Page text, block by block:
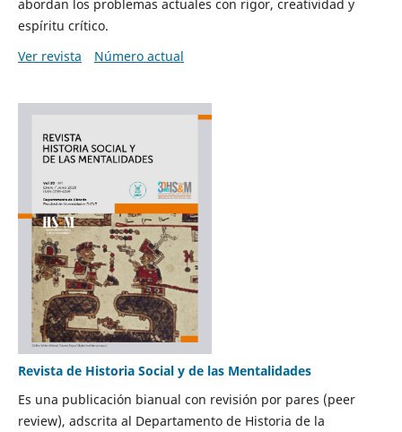
abordan los problemas actuales con rigor, creatividad y
espíritu crítico.
Ver revista
Número actual
Revista de Historia Social y de las Mentalidades
Es una publicación bianual con revisión por pares (peer
review), adscrita al Departamento de Historia de la